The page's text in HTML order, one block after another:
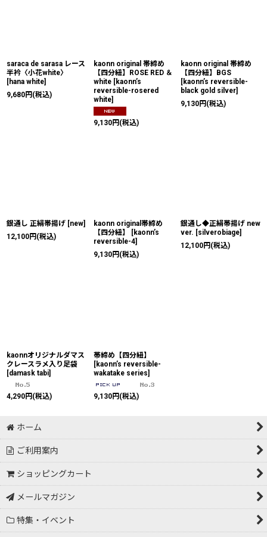
saraca de sarasa レース
半衿〈小花white〉
[hana white]
9,680円 (税込)
kaonn original 帯締め
【四分紐】ROSE RED ＆
white [kaonn’s
reversible-rosered
white]
9,130円 (税込)
kaonn original 帯締め
【四分紐】BGS
[kaonn’s reversible-
black gold silver]
9,130円 (税込)
銀通し 正絹帯揚げ [new]
12,100円 (税込)
kaonn original帯締め
【四分紐】
[kaonn’s
reversible-4]
9,130円 (税込)
銀通し◆正絹帯揚げ new
ver. [silverobiage]
12,100円 (税込)
kaonnオリジナルダマス
クレースラメ入り足袋
[damask tabi]
4,290円 (税込)
帯締め【四分紐】
[kaonn’s reversible-
wakatake series]
9,130円 (税込)
ホーム
ご利用案内
ショッピングカート
メールマガジン
特集・イベント